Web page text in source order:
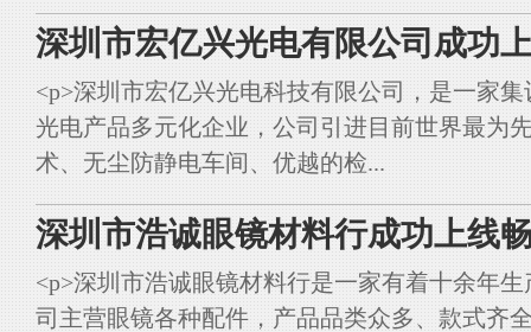
深圳市宏亿兴光电有限公司成功
<p>深圳市宏亿兴光电科技有限公司，是一家
光电产品多元化企业，公司引进目前世界最为
术、无尘防静电车间、优越的检...
深圳市浩诚眼镜材料行成功上线
<p>深圳市浩诚眼镜材料行是一家有着十余年
司主营眼镜各种配件，产品品类众多、款式齐